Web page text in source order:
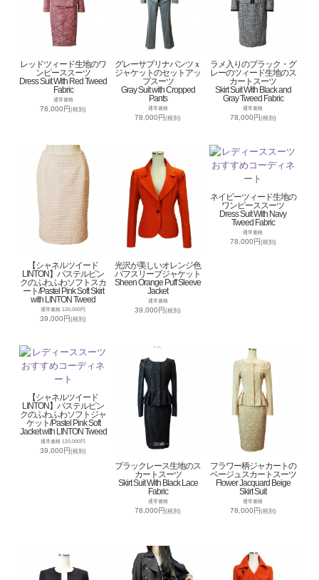
レッドツィード生地のワ
ンピーススーツ
Dress Suit With Red Tweed
Fabric
通常価格
78,000円(税別)
グレーサブリナパンツｘ
ジャケットのセットアッ
プスーツ
Gray Suit with Cropped
Pants
通常価格
78,000円(税別)
ラメ入りのブラック・グ
レーのツィード生地のス
カートスーツ
Skirt Suit With Black and
Gray Tweed Fabric
通常価格
78,000円(税別)
【シャネルツイード
LINTON】パステルピン
クのふわふわソフトスカ
ート/Pastel Pink Soft Skirt
with LINTON Tweed
通常価格 120,000円
39,000円(税別)
光沢が美しいオレンジ色
パフスリーブジャケット
Sheen Orange Puff Sleeve
Jacket
通常価格
39,000円(税別)
ネイビーツィード生地の
ワンピーススーツ
Dress Suit With Navy
Tweed Fabric
通常価格
78,000円(税別)
【シャネルツイード
LINTON】パステルピン
クのふわふわソフトジャ
ケット/Pastel Pink Soft
Jacket with LINTON Tweed
通常価格 120,000円
39,000円(税別)
ブラックレース生地のス
カートスーツ
Skirt Suit With Black Lace
Fabric
通常価格
78,000円(税別)
フラワー柄ジャカートの
ベージュスカートスーツ
Flower Jacquard Beige
Skirt Suit
通常価格
78,000円(税別)